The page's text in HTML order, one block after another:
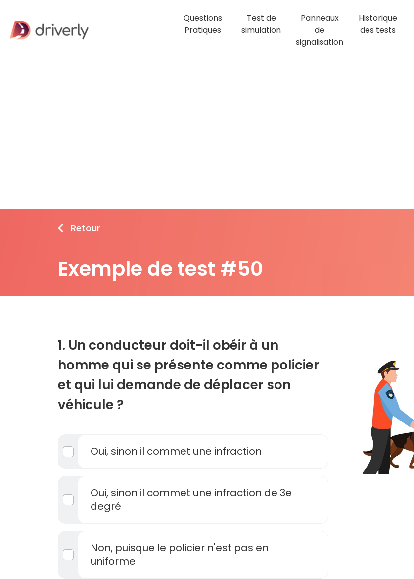
Questions
Pratiques
Test de
simulation
Panneaux
de
signalisation
Historique
des tests
Retour
Exemple de test #50
1. Un conducteur doit-il obéir à un
homme qui se présente comme policier
et qui lui demande de déplacer son
véhicule ?
Oui, sinon il commet une infraction
Oui, sinon il commet une infraction de 3e
degré
Non, puisque le policier n'est pas en
uniforme